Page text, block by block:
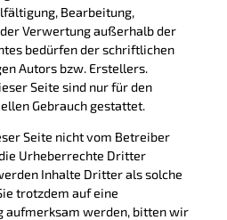
Bearbeitung,
Verwertung außerhalb der
bedürfen der schriftlichen
Autors bzw. Erstellers.
Seite sind nur für den
Gebrauch gestattet.
Seite nicht vom Betreiber
Urheberrechte Dritter
Inhalte Dritter als solche
trotzdem auf eine
aufmerksam werden, bitten wir